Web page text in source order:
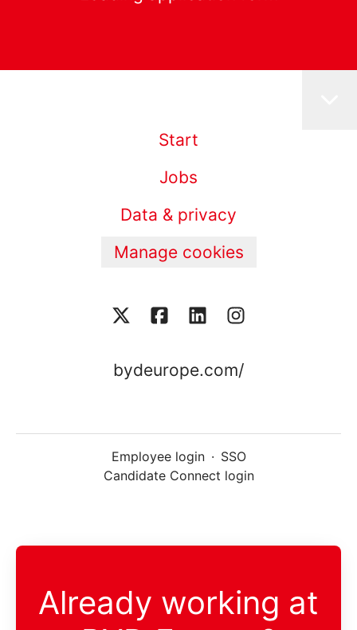
Start
Jobs
Data & privacy
Manage cookies
bydeurope.com/
Employee login · SSO
Candidate Connect login
Already working at